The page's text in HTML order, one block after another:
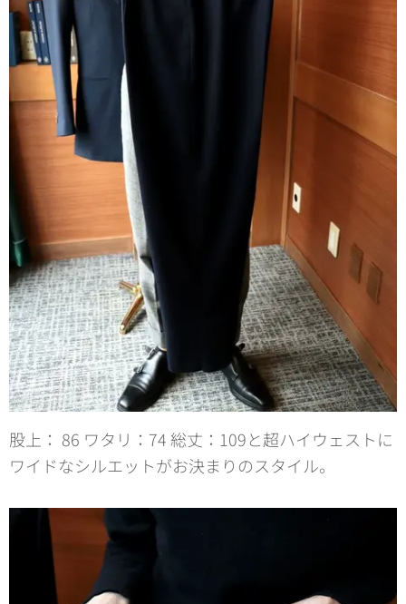
股上： 86 ワタリ：74 総丈：109と超ハイウェストに
ワイドなシルエットがお決まりのスタイル。